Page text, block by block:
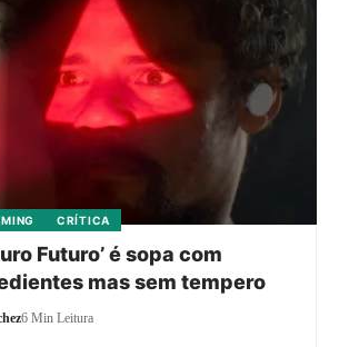
CRÍTICA
Futuro’ é sopa com
mas sem tempero
6 Min Leitura